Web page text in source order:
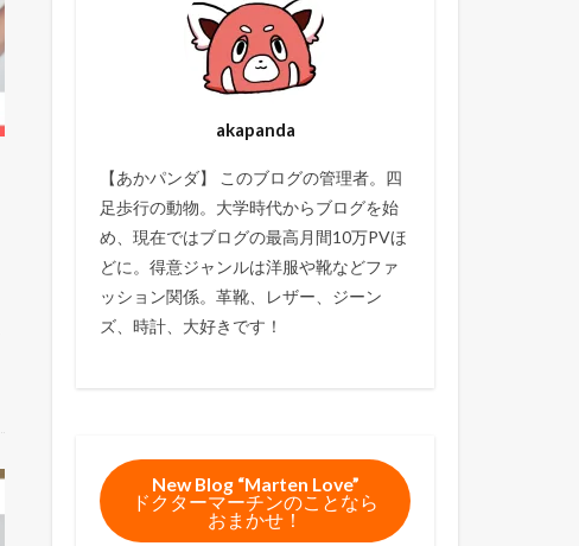
akapanda
【あかパンダ】 このブログの管理者。四
足歩行の動物。大学時代からブログを始
め、現在ではブログの最高月間10万PVほ
どに。得意ジャンルは洋服や靴などファ
ッション関係。革靴、レザー、ジーン
ズ、時計、大好きです！
New Blog “Marten Love”
ドクターマーチンのことなら
おまかせ！